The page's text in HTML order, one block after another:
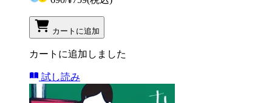
カートに追加
カートに追加しました
試し読み